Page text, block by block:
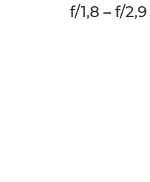
f/1,8 – f/2,9